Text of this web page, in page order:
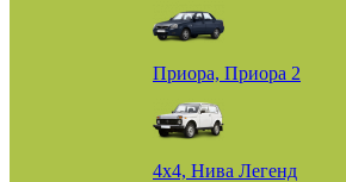
Приора, Приора 2
4х4, Нива Легенд